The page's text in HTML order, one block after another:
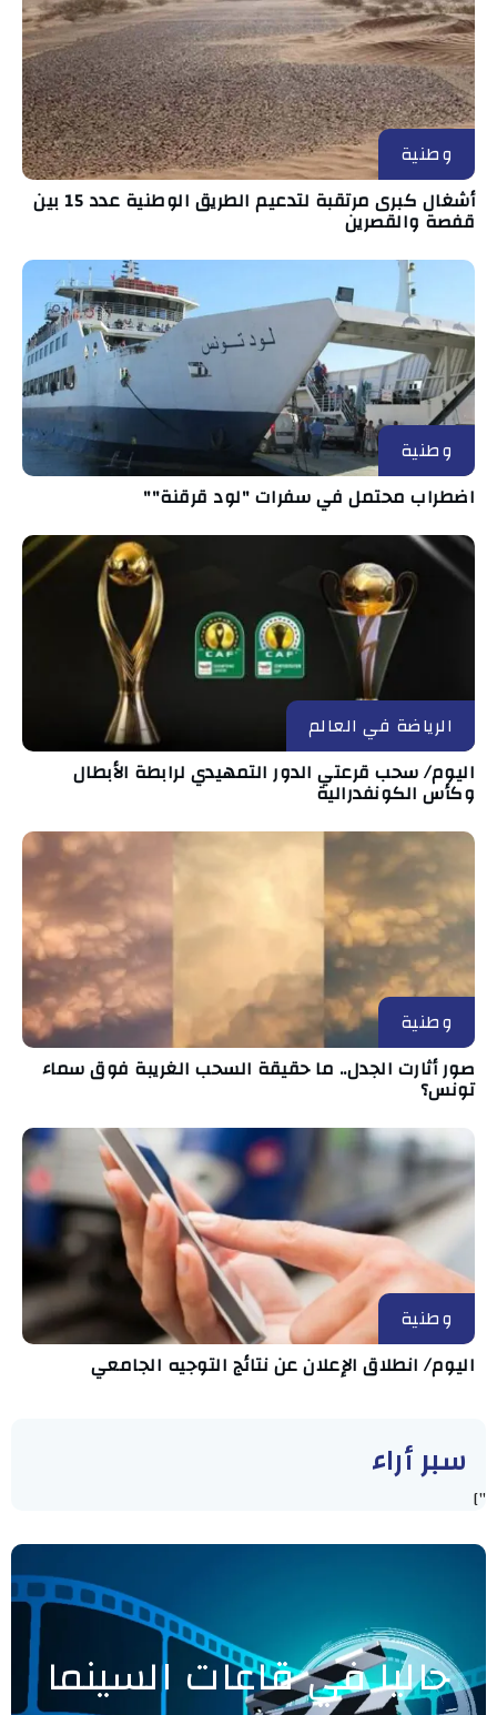
وطنية
أشغال كبرى مرتقبة لتدعيم الطريق الوطنية عدد 15 بين
قفصة والقصرين
وطنية
اضطراب محتمل في سفرات "لود قرقنة""
الرياضة في العالم
اليوم/ سحب قرعتي الدور التمهيدي لرابطة الأبطال
وكأس الكونفدرالية
وطنية
صور أثارت الجدل.. ما حقيقة السحب الغريبة فوق سماء
تونس؟
وطنية
اليوم/ انطلاق الإعلان عن نتائج التوجيه الجامعي
سبر أراء
"]
حاليا في قاعات السينما